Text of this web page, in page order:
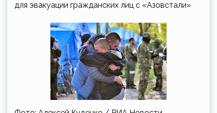
для эвакуации гражданских лиц с «Азовстали»